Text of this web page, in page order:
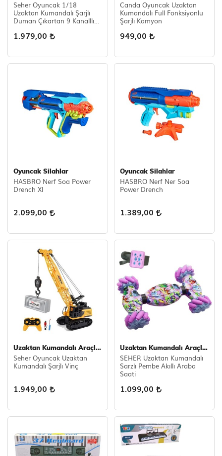
Seher Oyuncak 1/18
Uzaktan Kumandalı Şarjlı
Duman Çıkartan 9 Kanalllı
1.979,00
Canda Oyuncak Uzaktan
Kumandalı Full Fonksiyonlu
Şarjlı Kamyon
949,00
Oyuncak Silahlar
HASBRO Nerf Soa Power
Drench Xl
2.099,00
Oyuncak Silahlar
HASBRO Nerf Ner Soa
Power Drench
1.389,00
Uzaktan Kumandalı Araçlar
Seher Oyuncak Uzaktan
Kumandalı Şarjlı Vinç
1.949,00
Uzaktan Kumandalı Araçlar
SEHER Uzaktan Kumandalı
Sarzlı Pembe Akıllı Araba
Saati
1.099,00